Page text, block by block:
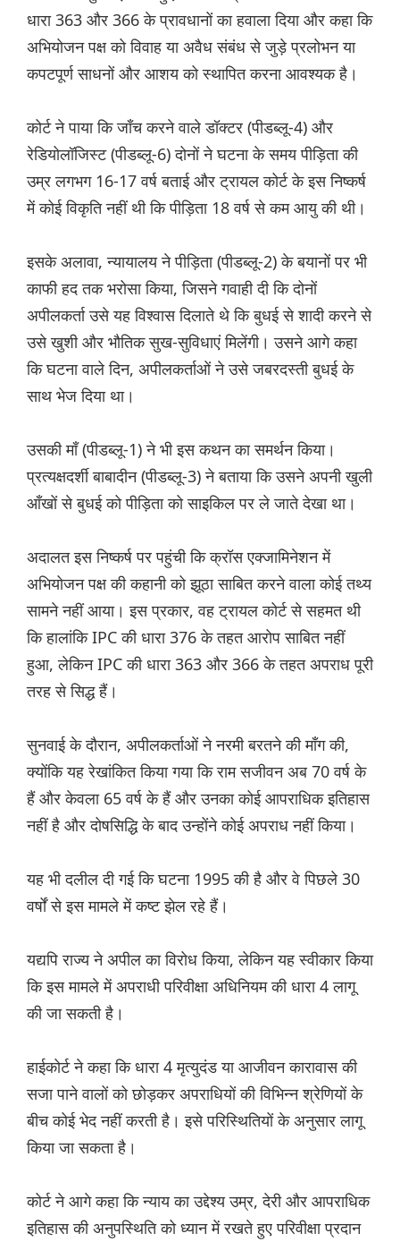
धारा 363 और 366 के प्रावधानों का हवाला दिया और कहा कि
अभियोजन पक्ष को विवाह या अवैध संबंध से जुड़े प्रलोभन या
कपटपूर्ण साधनों और आशय को स्थापित करना आवश्यक है।
कोर्ट ने पाया कि जाँच करने वाले डॉक्टर (पीडब्लू-4) और
रेडियोलॉजिस्ट (पीडब्लू-6) दोनों ने घटना के समय पीड़िता की
उम्र लगभग 16-17 वर्ष बताई और ट्रायल कोर्ट के इस निष्कर्ष
में कोई विकृति नहीं थी कि पीड़िता 18 वर्ष से कम आयु की थी।
इसके अलावा, न्यायालय ने पीड़िता (पीडब्लू-2) के बयानों पर भी
काफी हद तक भरोसा किया, जिसने गवाही दी कि दोनों
अपीलकर्ता उसे यह विश्वास दिलाते थे कि बुधई से शादी करने से
उसे खुशी और भौतिक सुख-सुविधाएं मिलेंगी। उसने आगे कहा
कि घटना वाले दिन, अपीलकर्ताओं ने उसे जबरदस्ती बुधई के
साथ भेज दिया था।
उसकी माँ (पीडब्लू-1) ने भी इस कथन का समर्थन किया।
प्रत्यक्षदर्शी बाबादीन (पीडब्लू-3) ने बताया कि उसने अपनी खुली
आँखों से बुधई को पीड़िता को साइकिल पर ले जाते देखा था।
अदालत इस निष्कर्ष पर पहुंची कि क्रॉस एक्जामिनेशन में
अभियोजन पक्ष की कहानी को झूठा साबित करने वाला कोई तथ्य
सामने नहीं आया। इस प्रकार, वह ट्रायल कोर्ट से सहमत थी
कि हालांकि IPC की धारा 376 के तहत आरोप साबित नहीं
हुआ, लेकिन IPC की धारा 363 और 366 के तहत अपराध पूरी
तरह से सिद्ध हैं।
सुनवाई के दौरान, अपीलकर्ताओं ने नरमी बरतने की माँग की,
क्योंकि यह रेखांकित किया गया कि राम सजीवन अब 70 वर्ष के
हैं और केवला 65 वर्ष के हैं और उनका कोई आपराधिक इतिहास
नहीं है और दोषसिद्धि के बाद उन्होंने कोई अपराध नहीं किया।
यह भी दलील दी गई कि घटना 1995 की है और वे पिछले 30
वर्षों से इस मामले में कष्ट झेल रहे हैं।
यद्यपि राज्य ने अपील का विरोध किया, लेकिन यह स्वीकार किया
कि इस मामले में अपराधी परिवीक्षा अधिनियम की धारा 4 लागू
की जा सकती है।
हाईकोर्ट ने कहा कि धारा 4 मृत्युदंड या आजीवन कारावास की
सजा पाने वालों को छोड़कर अपराधियों की विभिन्न श्रेणियों के
बीच कोई भेद नहीं करती है। इसे परिस्थितियों के अनुसार लागू
किया जा सकता है।
कोर्ट ने आगे कहा कि न्याय का उद्देश्य उम्र, देरी और आपराधिक
इतिहास की अनुपस्थिति को ध्यान में रखते हुए परिवीक्षा प्रदान